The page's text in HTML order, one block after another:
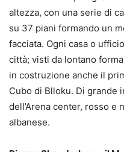
altezza, con una serie di
su 37 piani formando un
facciata. Ogni casa o
città; visti da lontano
in costruzione anche il
Cubo di Blloku. Di grande
dell’Arena center, rosso e
albanese.